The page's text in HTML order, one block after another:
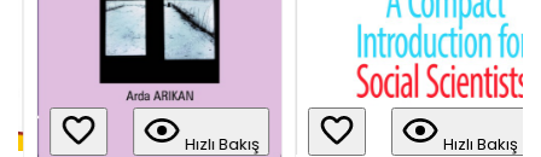
Hızlı Bakış Hızlı Bakış